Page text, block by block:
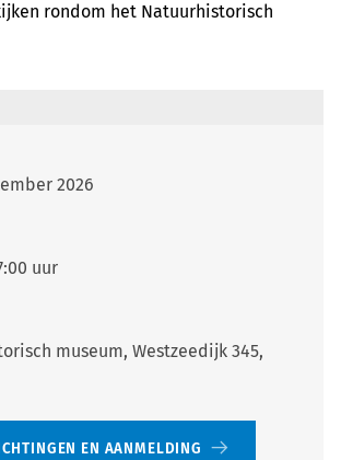
rondom het Natuurhistorisch
2026
uur
museum, Westzeedijk 345,
EN AANMELDING